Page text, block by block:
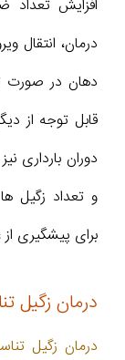
افزایش تعداد
درمان، انتقال
دهان در صورت
قابل توجه از
دوران بارداری
و تعداد زگیل
برای پیشگیری
درمان زگیل
درمان زگیل